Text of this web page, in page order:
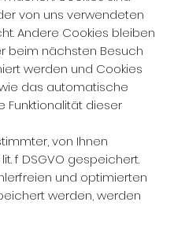
von uns verwendeten
Andere Cookies bleiben
beim nächsten Besuch
werden und Cookies
das automatische
Funktionalität dieser
von Ihnen
f DSGVO gespeichert.
und optimierten
werden, werden